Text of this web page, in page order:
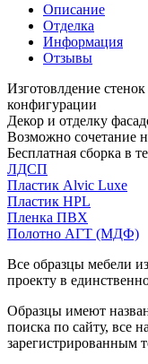
Описание
Отделка
Информация
Отзывы
Изготовлдение
конфигурации
Декор и отделку
Возможно сочетание
Бесплатная сборка в
ЛДСП
Пластик Alvic Luxe
Пластик HPL
Пленка ПВХ
Полотно АГТ (МДФ)
Все образцы мебели
проекту в
Образцы имеют
поиска по сайту, все
зарегистрированным